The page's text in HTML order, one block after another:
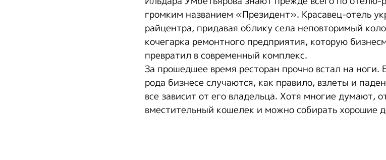
громким названием «Президент». Красавец-отель
райцентра, придавая облику села неповторимый
кочегарка ремонтного предприятия, которую
превратил в современный комплекс.
За прошедшее время ресторан прочно встал на ноги.
рода бизнесе случаются, как правило, взлеты и
все зависит от его владельца. Хотя многие думают,
вместительный кошелек и можно собирать хорошие